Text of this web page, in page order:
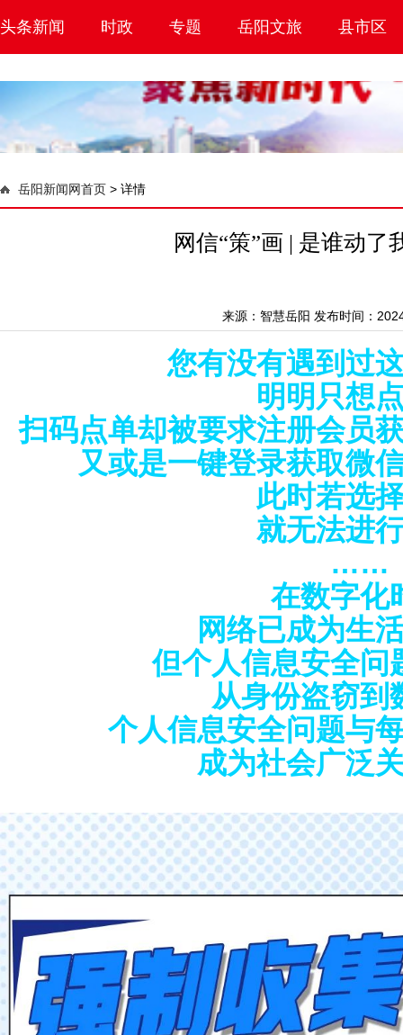
头条新闻 时政 专题 岳阳文旅 县市区
岳阳新闻网首页 > 详情
网信“策”画 | 是谁动了
来源： 智慧岳阳 发布时间：
您有没有遇到过
明明只想
扫码点单却被要求注册会员
又或是一键登录获取微
此时若选
就无法进
……
在数字化
网络已成为生
但个人信息安全问
从身份盗窃到
个人信息安全问题与
成为社会广泛